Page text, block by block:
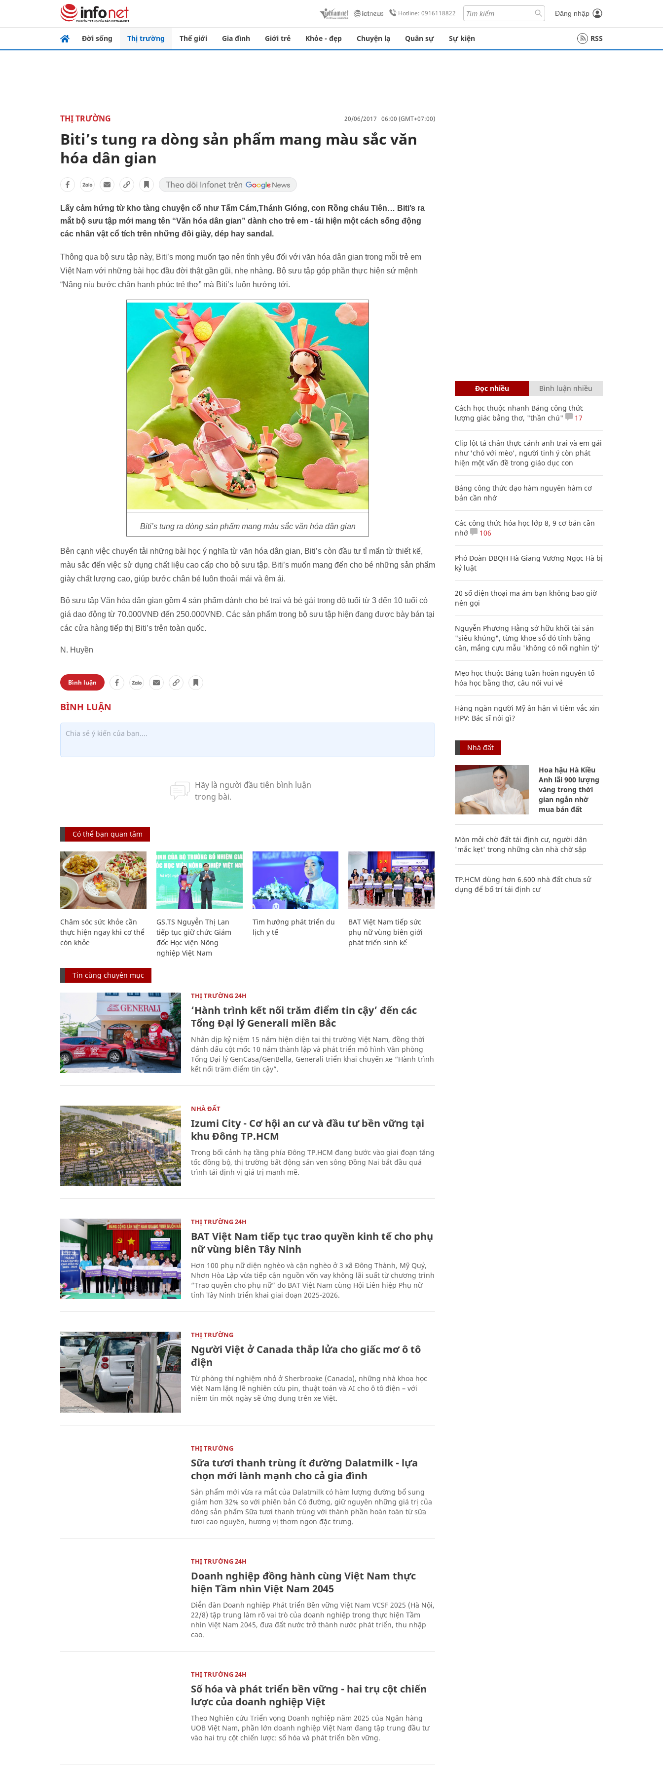
Hotline: 0916118822 Đăng nhập
Đời sống Thị trường Thế giới Gia đình Giới trẻ Khỏe - đẹp Chuyện lạ Quân sự Sự kiện RSS
THỊ TRƯỜNG 20/06/2017 06:00 (GMT+07:00)
Biti’s tung ra dòng sản phẩm mang màu sắc văn
hóa dân gian
Lấy cảm hứng từ kho tàng chuyện cổ như Tấm Cám,Thánh Gióng, con Rồng cháu Tiên… Biti’s ra
mắt bộ sưu tập mới mang tên “Văn hóa dân gian” dành cho trẻ em - tái hiện một cách sống động
các nhân vật cổ tích trên những đôi giày, dép hay sandal.
Thông qua bộ sưu tập này, Biti’s mong muốn tạo nên tình yêu đối với văn hóa dân gian trong mỗi trẻ em
Việt Nam với những bài học đầu đời thật gần gũi, nhẹ nhàng. Bộ sưu tập góp phần thực hiện sứ mệnh
“Nâng niu bước chân hạnh phúc trẻ thơ” mà Biti’s luôn hướng tới.
Biti’s tung ra dòng sản phẩm mang màu sắc văn hóa dân gian
Bên cạnh việc chuyển tải những bài học ý nghĩa từ văn hóa dân gian, Biti’s còn đầu tư tỉ mẩn từ thiết kế,
màu sắc đến việc sử dụng chất liệu cao cấp cho bộ sưu tập. Biti’s muốn mang đến cho bé những sản phẩm
giày chất lượng cao, giúp bước chân bé luôn thoải mái và êm ái.
Bộ sưu tập Văn hóa dân gian gồm 4 sản phẩm dành cho bé trai và bé gái trong độ tuổi từ 3 đến 10 tuổi có
giá dao động từ 70.000VNĐ đến 250.000VNĐ. Các sản phẩm trong bộ sưu tập hiện đang được bày bán tại
các cửa hàng tiếp thị Biti’s trên toàn quốc.
N. Huyền
Bình luận
Có thể bạn quan tâm
Chăm sóc sức khỏe cần
thực hiện ngay khi cơ thể
còn khỏe
GS.TS Nguyễn Thị Lan
tiếp tục giữ chức Giám
đốc Học viện Nông
nghiệp Việt Nam
Tìm hướng phát triển du
lịch y tế
BAT Việt Nam tiếp sức
phụ nữ vùng biên giới
phát triển sinh kế
Tin cùng chuyên mục
THỊ TRƯỜNG 24H
‘Hành trình kết nối trăm điểm tin cậy’ đến các
Tổng Đại lý Generali miền Bắc
Nhân dịp kỷ niệm 15 năm hiện diện tại thị trường Việt Nam, đồng thời
đánh dấu cột mốc 10 năm thành lập và phát triển mô hình Văn phòng
Tổng Đại lý GenCasa/GenBella, Generali triển khai chuyến xe “Hành trình
kết nối trăm điểm tin cậy”.
NHÀ ĐẤT
Izumi City - Cơ hội an cư và đầu tư bền vững tại
khu Đông TP.HCM
Trong bối cảnh hạ tầng phía Đông TP.HCM đang bước vào giai đoạn tăng
tốc đồng bộ, thị trường bất động sản ven sông Đồng Nai bắt đầu quá
trình tái định vị giá trị mạnh mẽ.
THỊ TRƯỜNG 24H
BAT Việt Nam tiếp tục trao quyền kinh tế cho phụ
nữ vùng biên Tây Ninh
Hơn 100 phụ nữ diện nghèo và cận nghèo ở 3 xã Đông Thành, Mỹ Quý,
Nhơn Hòa Lập vừa tiếp cận nguồn vốn vay không lãi suất từ chương trình
“Trao quyền cho phụ nữ” do BAT Việt Nam cùng Hội Liên hiệp Phụ nữ
tỉnh Tây Ninh triển khai giai đoạn 2025-2026.
THỊ TRƯỜNG
Người Việt ở Canada thắp lửa cho giấc mơ ô tô
điện
Từ phòng thí nghiệm nhỏ ở Sherbrooke (Canada), những nhà khoa học
Việt Nam lặng lẽ nghiên cứu pin, thuật toán và AI cho ô tô điện – với
niềm tin một ngày sẽ ứng dụng trên xe Việt.
THỊ TRƯỜNG
Sữa tươi thanh trùng ít đường Dalatmilk - lựa
chọn mới lành mạnh cho cả gia đình
Sản phẩm mới vừa ra mắt của Dalatmilk có hàm lượng đường bổ sung
giảm hơn 32% so với phiên bản Có đường, giữ nguyên những giá trị của
dòng sản phẩm Sữa tươi thanh trùng với thành phần hoàn toàn từ sữa
tươi cao nguyên, hương vị thơm ngon đặc trưng.
THỊ TRƯỜNG 24H
Doanh nghiệp đồng hành cùng Việt Nam thực
hiện Tầm nhìn Việt Nam 2045
Diễn đàn Doanh nghiệp Phát triển Bền vững Việt Nam VCSF 2025 (Hà Nội,
22/8) tập trung làm rõ vai trò của doanh nghiệp trong thực hiện Tầm
nhìn Việt Nam 2045, đưa đất nước trở thành nước phát triển, thu nhập
cao.
THỊ TRƯỜNG 24H
Số hóa và phát triển bền vững - hai trụ cột chiến
lược của doanh nghiệp Việt
Theo Nghiên cứu Triển vọng Doanh nghiệp năm 2025 của Ngân hàng
UOB Việt Nam, phần lớn doanh nghiệp Việt Nam đang tập trung đầu tư
vào hai trụ cột chiến lược: số hóa và phát triển bền vững.
Đọc nhiều Bình luận nhiều
Cách học thuộc nhanh Bảng công thức
lượng giác bằng thơ, "thần chú"
17
Clip lột tả chân thực cảnh anh trai và em gái
như 'chó với mèo', người tinh ý còn phát
hiện một vấn đề trong giáo dục con
Bảng công thức đạo hàm nguyên hàm cơ
bản cần nhớ
Các công thức hóa học lớp 8, 9 cơ bản cần
nhớ
106
Phó Đoàn ĐBQH Hà Giang Vương Ngọc Hà bị
kỷ luật
20 số điện thoại ma ám bạn không bao giờ
nên gọi
Nguyễn Phương Hằng sở hữu khối tài sản
"siêu khủng", từng khoe sổ đỏ tính bằng
cân, mắng cựu mẫu 'không có nổi nghìn tỷ'
Mẹo học thuộc Bảng tuần hoàn nguyên tố
hóa học bằng thơ, câu nói vui vẻ
Hàng ngàn người Mỹ ân hận vì tiêm vắc xin
HPV: Bác sĩ nói gì?
Nhà đất
Hoa hậu Hà Kiều
Anh lãi 900 lượng
vàng trong thời
gian ngắn nhờ
mua bán đất
Mòn mỏi chờ đất tái định cư, người dân
'mắc kẹt' trong những căn nhà chờ sập
TP.HCM dùng hơn 6.600 nhà đất chưa sử
dụng để bố trí tái định cư